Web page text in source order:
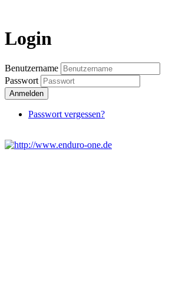
Login
Benutzername
Passwort
Anmelden
Passwort vergessen?